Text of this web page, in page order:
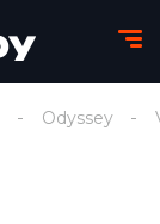
Odyssey